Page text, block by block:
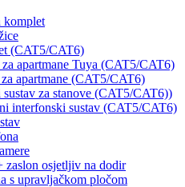
komplet
(CAT5/CAT6)
apartmane Tuya (CAT5/CAT6)
apartmane (CAT5/CAT6)
za stanove (CAT5/CAT6))
interfonski sustav (CAT5/CAT6)
osjetljiv na dodir
s upravljačkom pločom